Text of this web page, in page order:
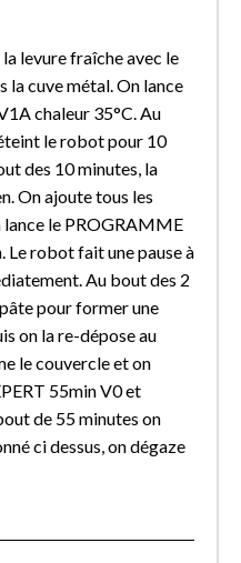
levure fraîche avec le
la cuve métal. On lance
chaleur 35°C. Au
le robot pour 10
des 10 minutes, la
On ajoute tous les
le PROGRAMME
robot fait une pause à
Au bout des 2
pour former une
on la re-dépose au
le couvercle et on
55min V0 et
de 55 minutes on
ci dessus, on dégaze